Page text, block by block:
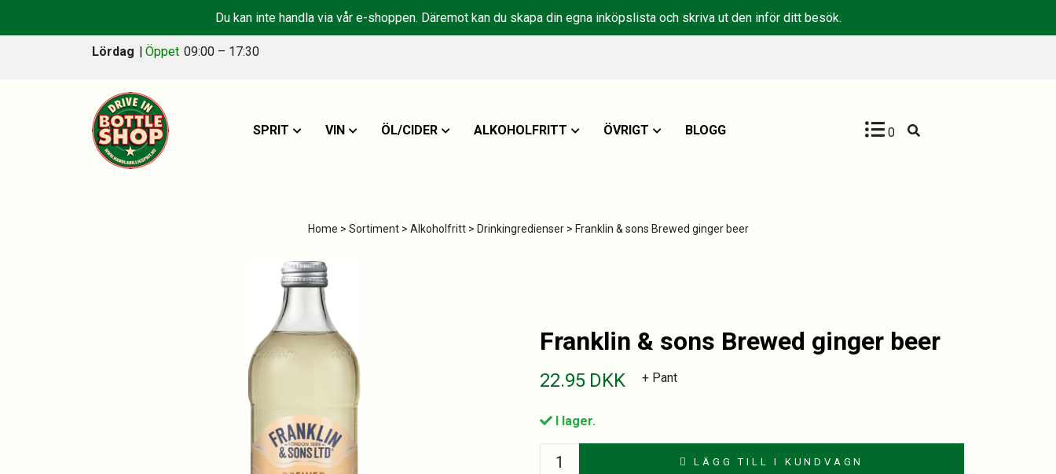
Du kan inte handla via vår e-shoppen. Däremot kan du skapa din egna inköpslista och skriva ut den inför ditt besök.
Lördag | Öppet 09:00 – 17:30
SPRIT VIN ÖL/CIDER ALKOHOLFRITT ÖVRIGT BLOGG 0
Home > Sortiment> Alkoholfritt> Drinkingredienser> Franklin & sons Brewed ginger beer
Franklin & sons Brewed ginger beer
22.95 DKK + Pant
I lager.
LÄGG TILL I KUNDVAGN